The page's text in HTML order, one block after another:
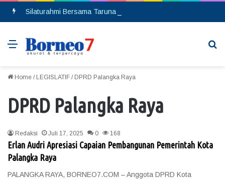
Menu
Home / LEGISLATIF / DPRD Palangka Raya
DPRD Palangka Raya
Redaksi Juli 17, 2025 0 168
Erlan Audri Apresiasi Capaian Pembangunan Pemerintah Kota
Palangka Raya
PALANGKA RAYA, BORNEO7.COM – Anggota DPRD Kota